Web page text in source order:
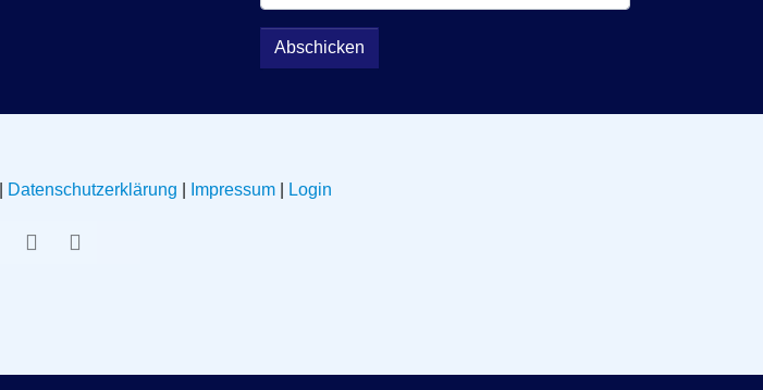
Abschicken
Datenschutzerklärung Impressum Login